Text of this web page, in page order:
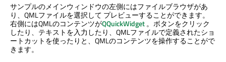
サンプルのメインウィンドウの左側にはファイルブラウザがあ
り、QMLファイルを選択して プレビューすることができます。
右側にはQMLのコンテンツがQQuickWidget。ボタンをクリック
したり、テキストを入力したり、QMLファイルで定義されたショ
ートカットを使ったりと、QMLのコンテンツを操作することがで
きます。